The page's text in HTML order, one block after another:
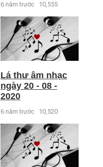
6 năm trước 10,555
Lá thư âm nhạc
ngày 20 - 08 -
2020
6 năm trước 10,520